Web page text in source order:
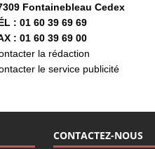
Fontainebleau Cedex
: 01 60 39 69 69
: 01 60 39 69 00
la rédaction
le service publicité
CONTACTEZ-NOUS